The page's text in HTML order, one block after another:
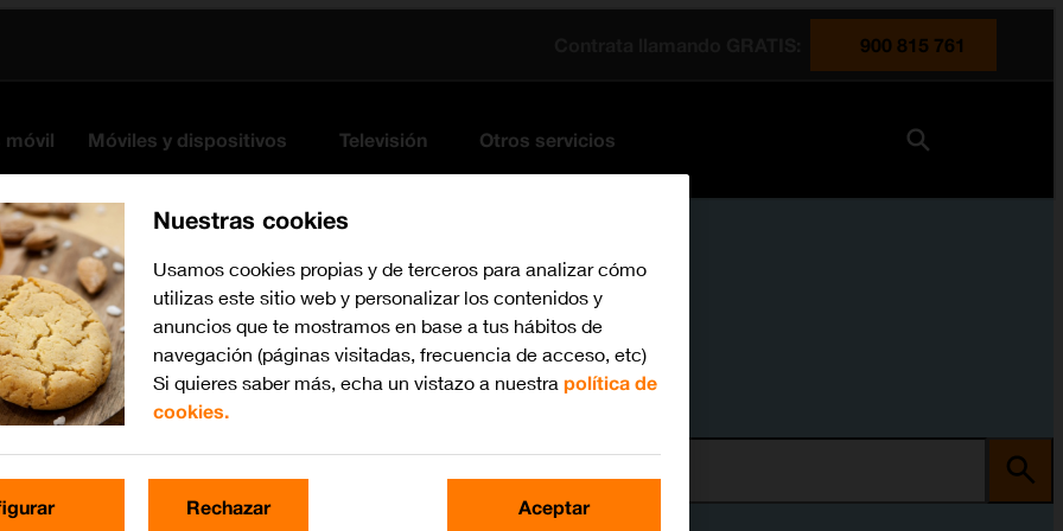
900 815 761
móvil Móviles y dispositivos Televisión Otros servicios
Nuestras cookies
Usamos cookies propias y de terceros para analizar cómo
utilizas este sitio web y personalizar los contenidos y
anuncios que te mostramos en base a tus hábitos de
navegación (páginas visitadas, frecuencia de acceso, etc)
Si quieres saber más, echa un vistazo a nuestra política de
cookies.
Rechazar Aceptar